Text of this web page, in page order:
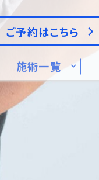
ご予約はこちら
施術一覧